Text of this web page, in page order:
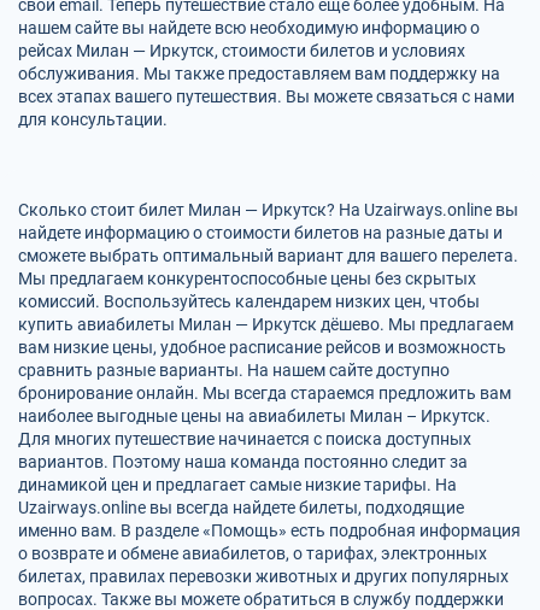
свой email. Теперь путешествие стало еще более удобным. На
нашем сайте вы найдете всю необходимую информацию о
рейсах Милан — Иркутск, стоимости билетов и условиях
обслуживания. Мы также предоставляем вам поддержку на
всех этапах вашего путешествия. Вы можете связаться с нами
для консультации.
Сколько стоит билет Милан — Иркутск? На Uzairways.online вы
найдете информацию о стоимости билетов на разные даты и
сможете выбрать оптимальный вариант для вашего перелета.
Мы предлагаем конкурентоспособные цены без скрытых
комиссий. Воспользуйтесь календарем низких цен, чтобы
купить авиабилеты Милан — Иркутск дёшево. Мы предлагаем
вам низкие цены, удобное расписание рейсов и возможность
сравнить разные варианты. На нашем сайте доступно
бронирование онлайн. Мы всегда стараемся предложить вам
наиболее выгодные цены на авиабилеты Милан – Иркутск.
Для многих путешествие начинается с поиска доступных
вариантов. Поэтому наша команда постоянно следит за
динамикой цен и предлагает самые низкие тарифы. На
Uzairways.online вы всегда найдете билеты, подходящие
именно вам. В разделе «Помощь» есть подробная информация
о возврате и обмене авиабилетов, о тарифах, электронных
билетах, правилах перевозки животных и других популярных
вопросах. Также вы можете обратиться в службу поддержки